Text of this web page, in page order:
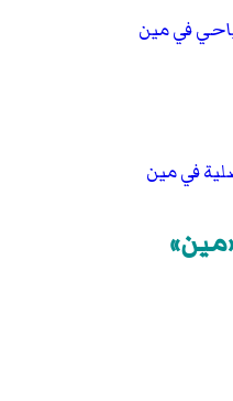
في مين
في مين